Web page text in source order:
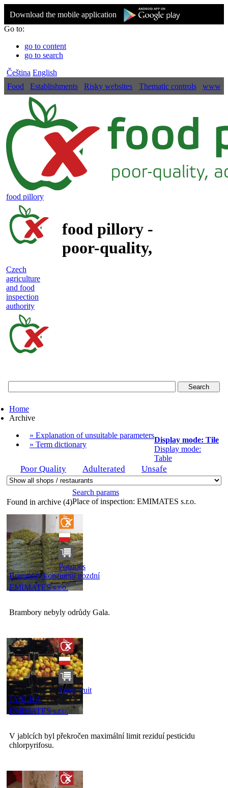
Download the mobile application
Go to:
go to content
go to search
Čeština English
Food
Establishments Risky websites Thematic controls www
food pillory
food pillory -
poor-quality,
Czech
agriculture
and food
inspection
authority
food
authority
Home
Archive
» Explanation of unsuitable parameters
» Term dictionary
Display mode: Tile
Display mode:
Table
Poor Quality Adulterated Unsafe
Found in archive (4)
Search params
Place of inspection: EMIMATES s.r.o.
Potatoes
Brambory konzumní pozdní
EMIMATES s.r.o.
Brambory nebyly odrůdy Gala.
Fresh fruit
JABLKA
EMIMATES s.r.o.
V jablcích byl překročen maximální limit reziduí pesticidu
chlorpyrifosu.